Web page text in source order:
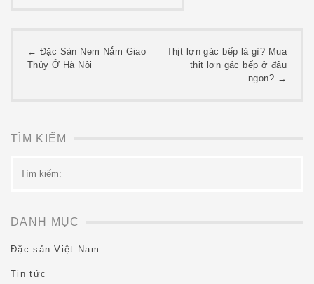
Post
← Đặc Sản Nem Nắm Giao
Thủy Ở Hà Nội
Thịt lợn gác bếp là gì? Mua
thịt lợn gác bếp ở đâu
ngon? →
TÌM KIẾM
kiếm:
DANH MỤC
Đặc sản Việt Nam
Tin tức